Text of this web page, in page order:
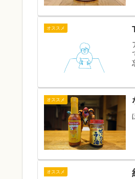
オススメ
オススメ
オススメ